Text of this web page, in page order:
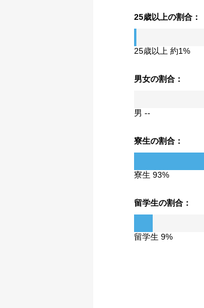
25歳以上の割合：
25歳以上 約1%
男女の割合：
男 --
寮生の割合：
寮生 93%
留学生の割合：
留学生 9%